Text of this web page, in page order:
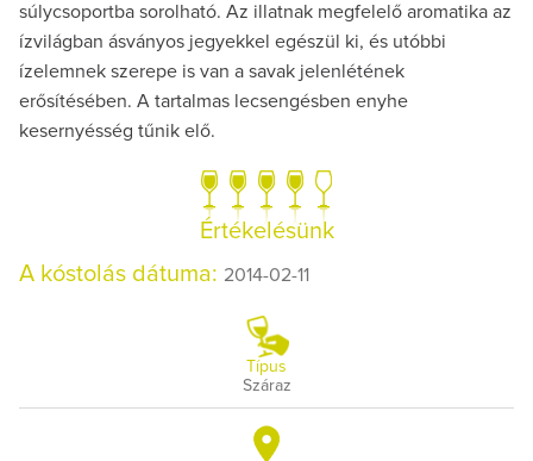
súlycsoportba sorolható. Az illatnak megfelelő aromatika az
ízvilágban ásványos jegyekkel egészül ki, és utóbbi
ízelemnek szerepe is van a savak jelenlétének
erősítésében. A tartalmas lecsengésben enyhe
kesernyésség tűnik elő.
Értékelésünk
A kóstolás dátuma: 2014-02-11
Típus
Száraz